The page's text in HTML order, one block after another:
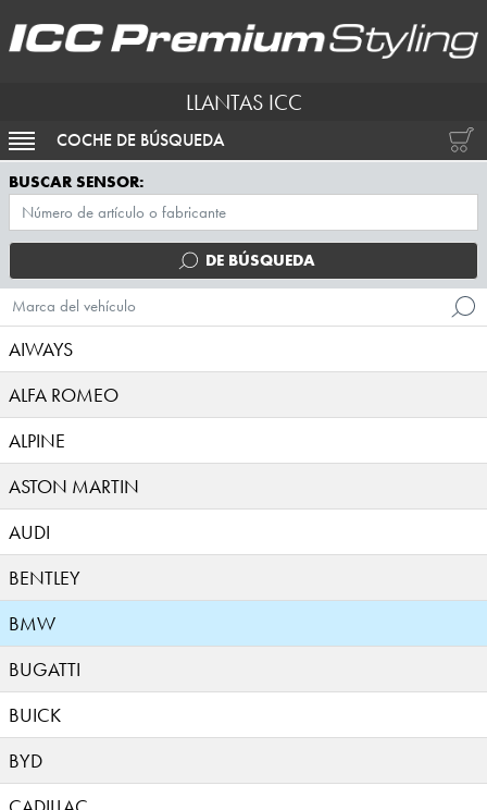
LLANTAS ICC
ACTIVAR NAVEGACIÓN
COCHE DE BÚSQUEDA
BUSCAR SENSOR:
DE BÚSQUEDA
Marca del vehículo
AIWAYS
ALFA ROMEO
ALPINE
ASTON MARTIN
AUDI
BENTLEY
BMW
BUGATTI
BUICK
BYD